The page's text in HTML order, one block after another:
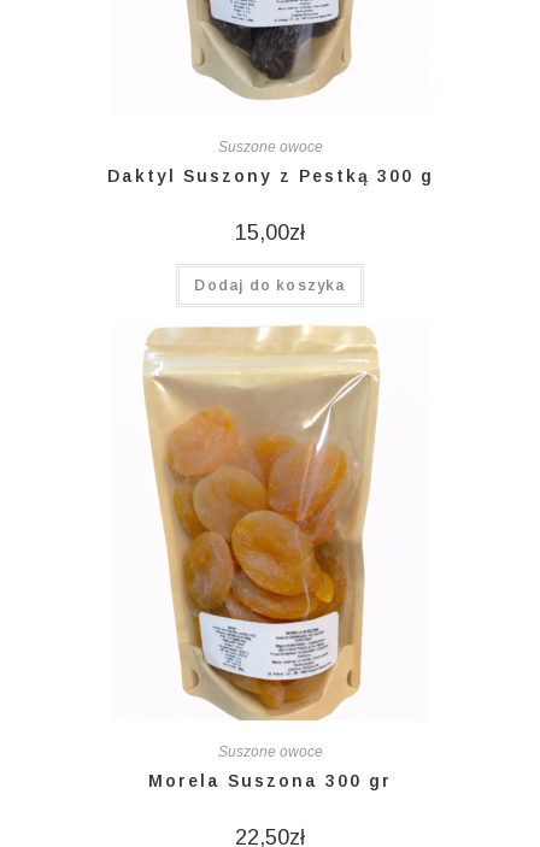
Suszone owoce
Daktyl Suszony z Pestką 300 g
15,00zł
Dodaj do koszyka
Suszone owoce
Morela Suszona 300 gr
22,50zł